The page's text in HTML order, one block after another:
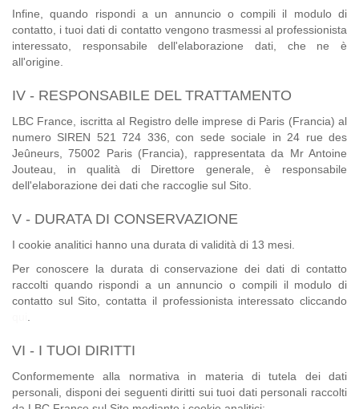
Infine, quando rispondi a un annuncio o compili il modulo di
contatto, i tuoi dati di contatto vengono trasmessi al professionista
interessato, responsabile dell'elaborazione dati, che ne è
all'origine.
IV - RESPONSABILE DEL TRATTAMENTO
LBC France, iscritta al Registro delle imprese di Paris (Francia) al
numero SIREN 521 724 336, con sede sociale in 24 rue des
Jeûneurs, 75002 Paris (Francia), rappresentata da Mr Antoine
Jouteau, in qualità di Direttore generale, è responsabile
dell'elaborazione dei dati che raccoglie sul Sito.
V - DURATA DI CONSERVAZIONE
I cookie analitici hanno una durata di validità di 13 mesi.
Per conoscere la durata di conservazione dei dati di contatto
raccolti quando rispondi a un annuncio o compili il modulo di
contatto sul Sito, contatta il professionista interessato cliccando
VI - I TUOI DIRITTI
Conformemente alla normativa in materia di tutela dei dati
personali, disponi dei seguenti diritti sui tuoi dati personali raccolti